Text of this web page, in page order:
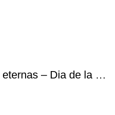
Ramo de voley rosas eternas – Dia de la Voleybolista